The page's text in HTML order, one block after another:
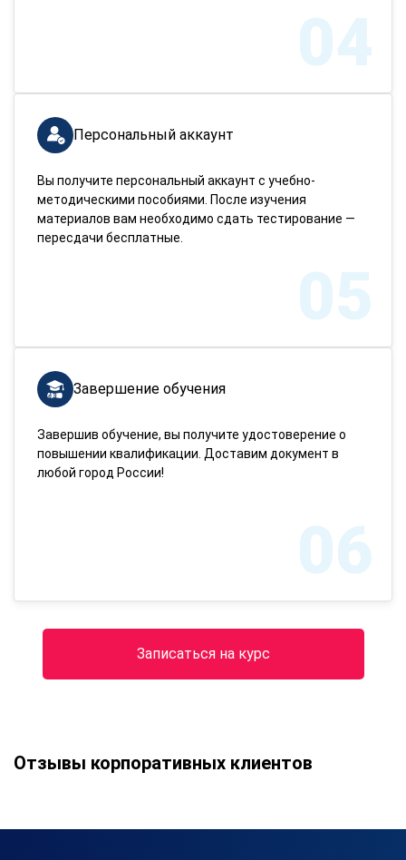
04
Персональный аккаунт
Вы получите персональный аккаунт с учебно-
методическими пособиями. После изучения
материалов вам необходимо сдать тестирование —
пересдачи бесплатные.
05
Завершение обучения
Завершив обучение, вы получите удостоверение о
повышении квалификации. Доставим документ в
любой город России!
06
Записаться на курс
Отзывы корпоративных клиентов